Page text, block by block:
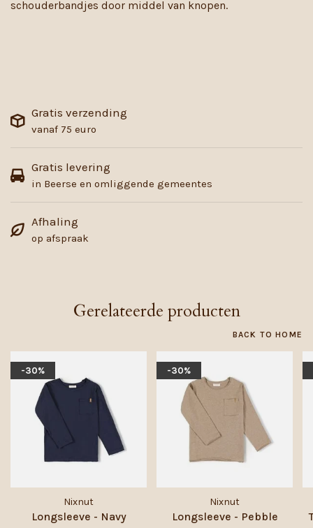
schouderbandjes door middel van knopen.
Gratis verzending
vanaf 75 euro
Gratis levering
in Beerse en omliggende gemeentes
Afhaling
op afspraak
Gerelateerde producten
BACK TO HOME
-30%
Nixnut
Longsleeve - Navy
-30%
Nixnut
Longsleeve - Pebble